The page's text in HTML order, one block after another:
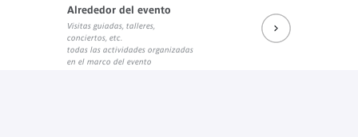
Alrededor del evento
Visitas guiadas, talleres,
conciertos, etc.
todas las actividades organizadas
en el marco del evento